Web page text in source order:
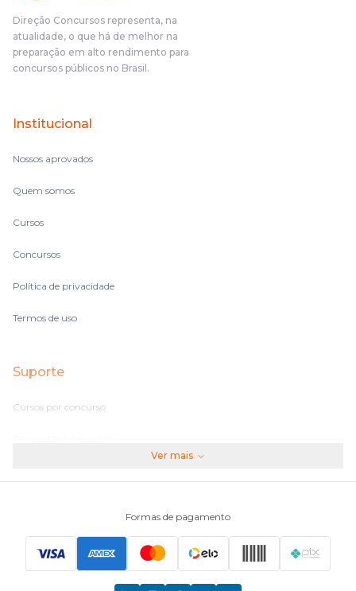
o aluno, além de ter que estudar, ele tem que perder tempo
fazendo um cronograma, num pós- edital é muito
complicado, é uma avalanche de informação, então vocês
terem feito isso é muito bacana, porque quando eu me sentia
no volume de matérias.
Direção Concursos representa, na
atualidade, o que há de melhor na
preparação em alto rendimento para
concursos públicos no Brasil.
Institucional
Nossos aprovados
Quem somos
Cursos
Concursos
Política de privacidade
Termos de uso
Suporte
Cursos por concurso
Principais Concursos
Ver mais
Formas de pagamento